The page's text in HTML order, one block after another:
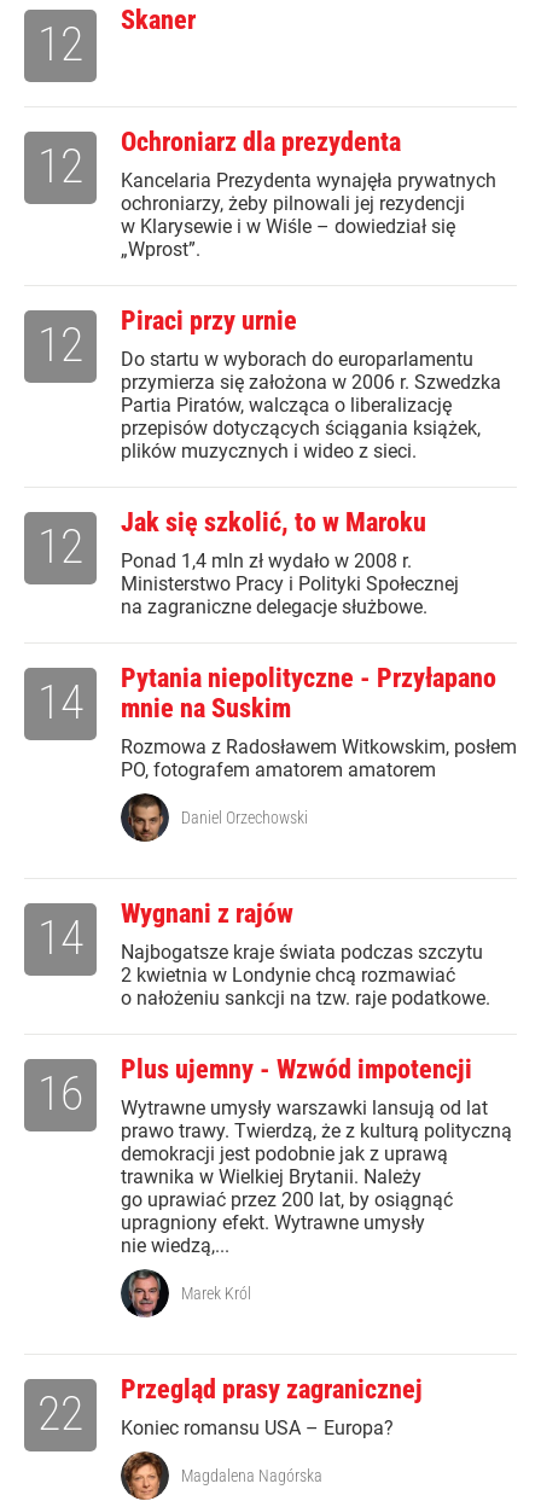
Skaner
12
Ochroniarz dla prezydenta
Kancelaria Prezydenta wynajęła prywatnych
ochroniarzy, żeby pilnowali jej rezydencji
w Klarysewie i w Wiśle – dowiedział się
„Wprost”.
12
Piraci przy urnie
Do startu w wyborach do europarlamentu
przymierza się założona w 2006 r. Szwedzka
Partia Piratów, walcząca o liberalizację
przepisów dotyczących ściągania książek,
plików muzycznych i wideo z sieci.
12
Jak się szkolić, to w Maroku
Ponad 1,4 mln zł wydało w 2008 r.
Ministerstwo Pracy i Polityki Społecznej
na zagraniczne delegacje służbowe.
12
Pytania niepolityczne - Przyłapano
mnie na Suskim
Rozmowa z Radosławem Witkowskim, posłem
PO, fotografem amatorem amatorem
14
Daniel Orzechowski
Wygnani z rajów
Najbogatsze kraje świata podczas szczytu
2 kwietnia w Londynie chcą rozmawiać
o nałożeniu sankcji na tzw. raje podatkowe.
14
Plus ujemny - Wzwód impotencji
Wytrawne umysły warszawki lansują od lat
prawo trawy. Twierdzą, że z kulturą polityczną
demokracji jest podobnie jak z uprawą
trawnika w Wielkiej Brytanii. Należy
go uprawiać przez 200 lat, by osiągnąć
upragniony efekt. Wytrawne umysły
nie wiedzą,...
16
Marek Król
Przegląd prasy zagranicznej
Koniec romansu USA – Europa?
22
Magdalena Nagórska